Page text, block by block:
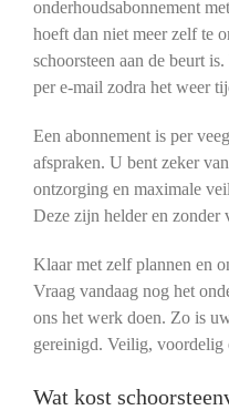
onderhoudsabonnement
hoeft dan niet meer zelf te
schoorsteen aan de beurt
per e-mail zodra het weer
Een abonnement is per
afspraken. U bent zeker
ontzorging en maximale
Deze zijn helder en zonder
Klaar met zelf plannen en
Vraag vandaag nog het
ons het werk doen. Zo is
gereinigd. Veilig, voordelig
Wat kost